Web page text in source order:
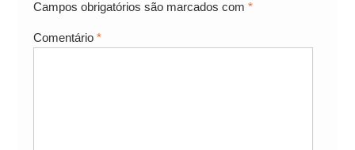
Campos obrigatórios são marcados com *
Comentário *